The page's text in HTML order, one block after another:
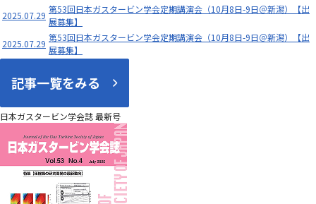
2025.07.29
第53回日本ガスタービン学会定期講演会（10月8日-9日＠新潟）【出
展募集】
2025.07.29
第53回日本ガスタービン学会定期講演会（10月8日-9日＠新潟）【出
展募集】
記事一覧をみる
日本ガスタービン学会誌 最新号